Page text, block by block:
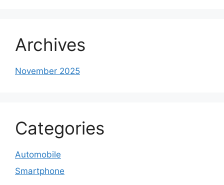
Archives
November 2025
Categories
Automobile
Smartphone